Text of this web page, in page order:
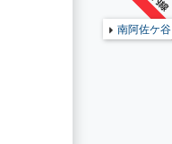
南阿佐ケ谷